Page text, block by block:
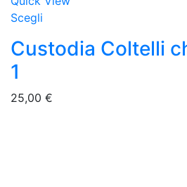
Scegli
Custodia Coltelli
1
25,00 €